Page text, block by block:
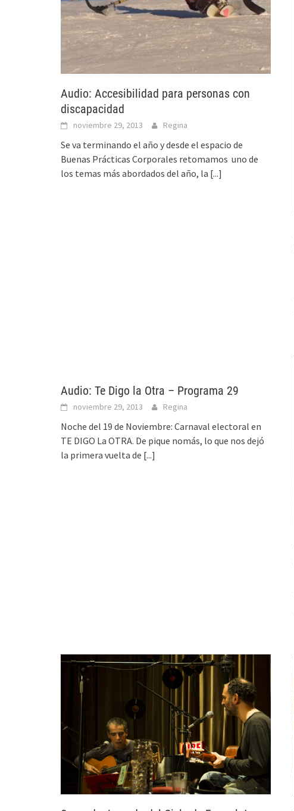
Audio: Accesibilidad para personas con
discapacidad
noviembre 29, 2013 Regina
Se va terminando el año y desde el espacio de
Buenas Prácticas Corporales retomamos uno de
los temas más abordados del año, la [...]
Audio: Te Digo la Otra – Programa 29
noviembre 29, 2013 Regina
Noche del 19 de Noviembre: Carnaval electoral en
TE DIGO La OTRA. De pique nomás, lo que nos dejó
la primera vuelta de [...]